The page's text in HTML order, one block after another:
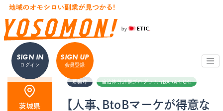
SIGN IN
ログイン
SIGN UP
会員登録
茨城県
募集中 自治体等連携プログラム・iBARAKICK!
【人事、BtoBマーケが得意な